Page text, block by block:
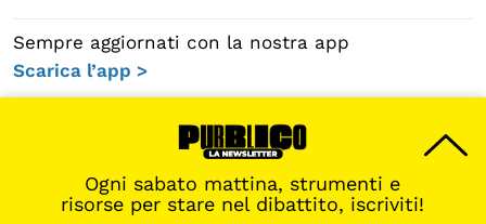
Ogni sabato mattina, strumenti e
risorse per stare nel dibattito, iscriviti!
Sempre aggiornati con la nostra app
Scarica l’app >